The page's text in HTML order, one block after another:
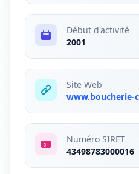
Début d'activité
2001
Site Web
www.boucherie-
Numéro SIRET
43498783000016